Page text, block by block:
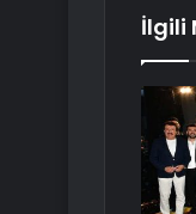
İlgili